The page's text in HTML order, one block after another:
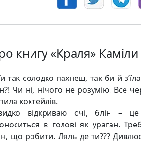
книгу «Краля» Каміли
так солодко пахнеш, так би й
Чи ні, нічого не розумію. Все
коктейлів.
відкриваю очі, блін –
в голові як ураган.
що робити. Ляль де ти???